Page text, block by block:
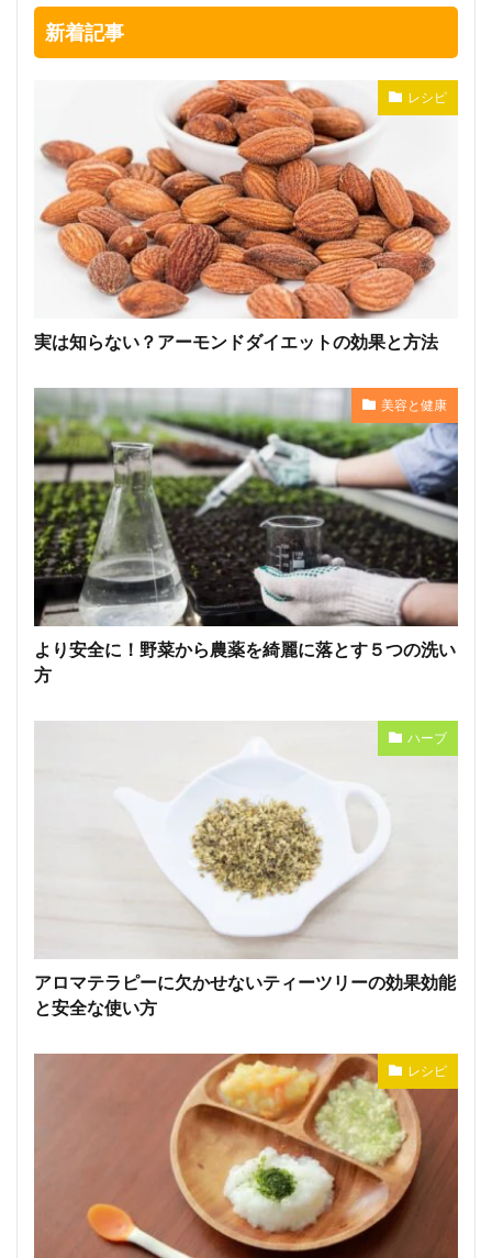
新着記事
レシピ
実は知らない？アーモンドダイエットの効果と方法
美容と健康
より安全に！野菜から農薬を綺麗に落とす５つの洗い
方
ハーブ
アロマテラピーに欠かせないティーツリーの効果効能
と安全な使い方
レシピ